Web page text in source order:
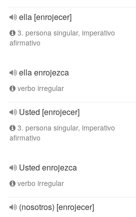
ella [enrojecer]
3. persona singular, imperativo
afirmativo
ella enrojezca
verbo irregular
Usted [enrojecer]
3. persona singular, imperativo
afirmativo
Usted enrojezca
verbo irregular
(nosotros) [enrojecer]